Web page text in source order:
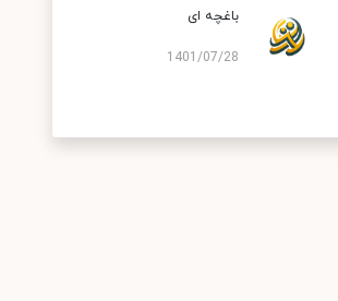
باغچه ای
1401/07/28